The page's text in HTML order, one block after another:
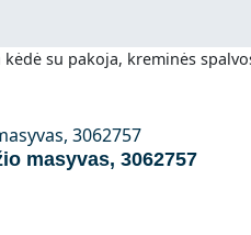
kėdė su pakoja, kreminės
masyvas, 3062757